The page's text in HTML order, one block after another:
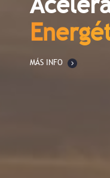
MÁS INFO